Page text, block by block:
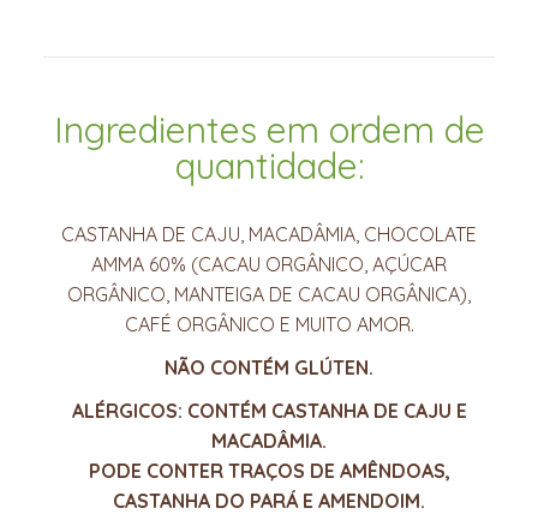
Ingredientes em ordem de
quantidade:
CASTANHA DE CAJU, MACADÂMIA, CHOCOLATE
AMMA 60% (CACAU ORGÂNICO, AÇÚCAR
ORGÂNICO, MANTEIGA DE CACAU ORGÂNICA),
CAFÉ ORGÂNICO E MUITO AMOR.
NÃO CONTÉM GLÚTEN.
ALÉRGICOS: CONTÉM CASTANHA DE CAJU E
MACADÂMIA.
PODE CONTER TRAÇOS DE AMÊNDOAS,
CASTANHA DO PARÁ E AMENDOIM.